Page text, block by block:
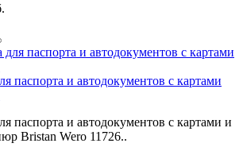
паспорта и автодокументов с картами
паспорта и автодокументов с картами и
Bristan Wero 11726..